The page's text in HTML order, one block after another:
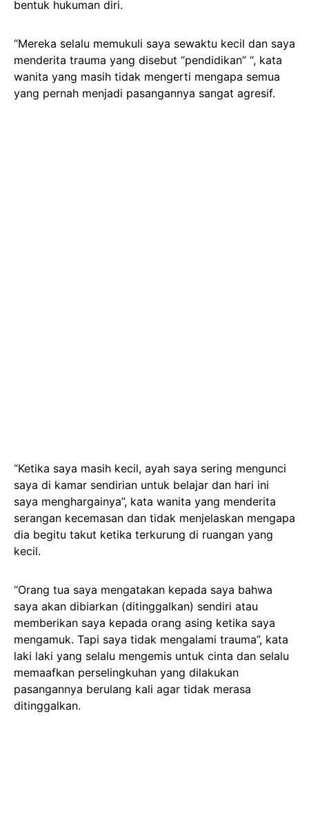
bentuk hukuman diri.
“Mereka selalu memukuli saya sewaktu kecil dan saya
menderita trauma yang disebut “pendidikan” “, kata
wanita yang masih tidak mengerti mengapa semua
yang pernah menjadi pasangannya sangat agresif.
“Ketika saya masih kecil, ayah saya sering mengunci
saya di kamar sendirian untuk belajar dan hari ini
saya menghargainya”, kata wanita yang menderita
serangan kecemasan dan tidak menjelaskan mengapa
dia begitu takut ketika terkurung di ruangan yang
kecil.
“Orang tua saya mengatakan kepada saya bahwa
saya akan dibiarkan (ditinggalkan) sendiri atau
memberikan saya kepada orang asing ketika saya
mengamuk. Tapi saya tidak mengalami trauma”, kata
laki laki yang selalu mengemis untuk cinta dan selalu
memaafkan perselingkuhan yang dilakukan
pasangannya berulang kali agar tidak merasa
ditinggalkan.